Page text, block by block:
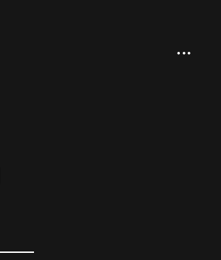
open